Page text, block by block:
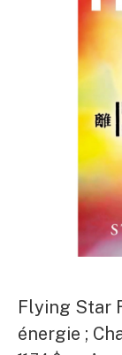
Flying Star
énergie ;